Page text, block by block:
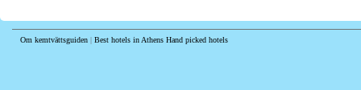
Om kemtvättsguiden | Best hotels in Athens Hand picked hotels